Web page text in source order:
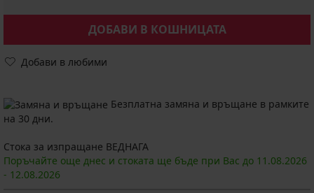
ДОБАВИ В КОШНИЦАТА
Добави в любими
Безплатна замяна и връщане в рамките
на 30 дни.
Стока за изпращане ВЕДНАГА
Поръчайте още днес и стоката ще бъде при Вас до 11.08.2026
- 12.08.2026